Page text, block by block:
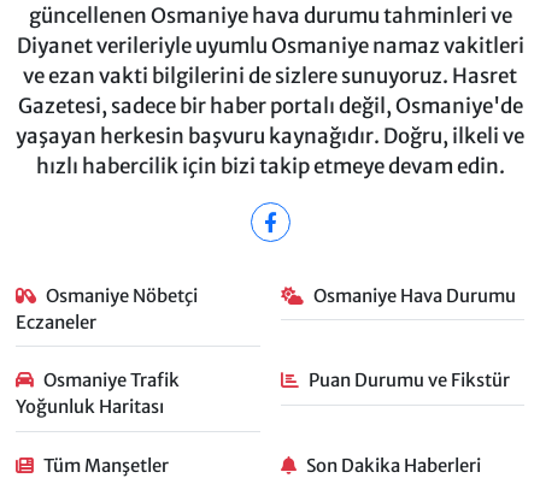
güncellenen Osmaniye hava durumu tahminleri ve
Diyanet verileriyle uyumlu Osmaniye namaz vakitleri
ve ezan vakti bilgilerini de sizlere sunuyoruz. Hasret
Gazetesi, sadece bir haber portalı değil, Osmaniye'de
yaşayan herkesin başvuru kaynağıdır. Doğru, ilkeli ve
hızlı habercilik için bizi takip etmeye devam edin.
Osmaniye Nöbetçi
Eczaneler
Osmaniye Hava Durumu
Osmaniye Trafik
Yoğunluk Haritası
Puan Durumu ve Fikstür
Tüm Manşetler Son Dakika Haberleri